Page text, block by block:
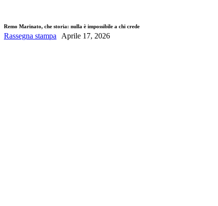
Remo Marinato, che storia: nulla è impossibile a chi crede
Rassegna stampa Aprile 17, 2026